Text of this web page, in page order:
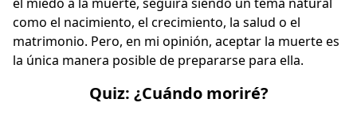
como el nacimiento, el crecimiento, la salud o el
matrimonio. Pero, en mi opinión, aceptar la muerte es
la única manera posible de prepararse para ella.
Quiz: ¿Cuándo moriré?